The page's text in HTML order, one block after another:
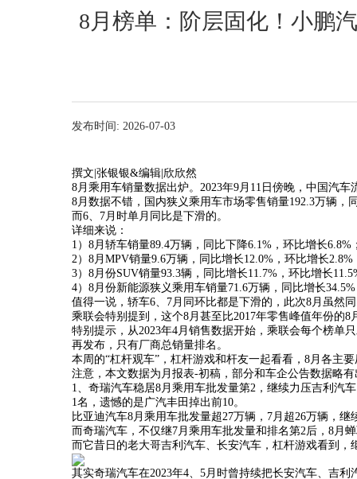
8月榜单：阶层固化！小鹏
发布时间: 2026-07-03
撰文|张银银&编辑|欣欣然
8月乘用车销量数据出炉。2023年9月11日傍晚，中国汽
8月数据不错，国内狭义乘用车市场零售销量192.3万辆，
而6、7月时单月同比是下滑的。
详细来说：
1）8月轿车销量89.4万辆，同比下降6.1%，环比增长
2）8月MPV销量9.6万辆，同比增长12.0%，环比增长
3）8月份SUV销量93.3辆，同比增长11.7%，环比增长
4）8月份新能源狭义乘用车销量71.6万辆，同比增长
值得一说，轿车6、7月同环比都是下滑的，此次8月虽然
乘联会特别提到，这个8月甚至比2017年零售峰值年份
特别提示，从2023年4月销售数据开始，乘联会每个榜单
再发布，只有厂商总销量排名。
本周的“杠杆观车”，杠杆游戏和杆友一起看看，8月各主
注意，本文数据为月报表-初稿，部分和车企公告数据略
1、奇瑞汽车稳居8月乘用车批发量第2，继续力压吉利汽
1名，遗憾的是广汽丰田掉出前10。
比亚迪汽车8月乘用车批发量超27万辆，7月超26万辆，继
而奇瑞汽车，不仅继7月乘用车批发量和排名第2后，8月
而它昔日的老大哥吉利汽车、长安汽车，杠杆游戏看到，
其实奇瑞汽车在2023年4、5月时曾持续把长安汽车、吉